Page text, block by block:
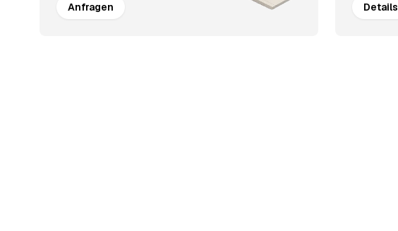
Anfragen Details